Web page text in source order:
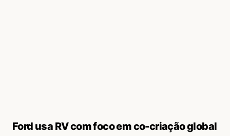
Ford usa RV com foco em co-criação global